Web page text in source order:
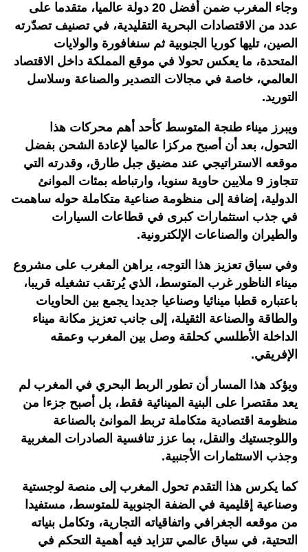
وجاء المغرب ضمن أفضل 20 دولة عالميا، متقدما على
عدد من الاقتصادات البحرية التقليدية، في تصنيف تصدّرته
الصين، تليها كوريا الجنوبية ثم سنغافورة والولايات
المتحدة، ما يعكس تحولا في موقع المملكة داخل الاقتصاد
العالمي، خاصة في مجالات التصدير والصناعة وسلاسل
التوريد.
ويبرز ميناء طنجة المتوسط كأحد أهم محركات هذا
التحول، بعد أن أصبح مركزا عالميا لإعادة الشحن بفضل
موقعه الاستراتيجي عند مضيق جبل طارق، وقدرته التي
تتجاوز 9 ملايين حاوية سنويا، وارتباطه بمئات الموانئ
الدولية، إضافة إلى منظومة صناعية متكاملة حوله ساهمت
في جذب استثمارات كبرى في قطاعات السيارات
والطيران والصناعات الإلكترونية.
وفي سياق تعزيز هذا التوجه، يراهن المغرب على مشروع
ميناء الناظور غرب المتوسط، الذي يُرتقب تشغيله قريبا،
باعتباره قطبا مينائيا وصناعيا جديدا يجمع بين الحاويات
والطاقة والصناعة الثقيلة، إلى جانب تعزيز مكانة ميناء
الداخلة الأطلسي كحلقة وصل بين المغرب وعمقه
الإفريقي.
ويؤكد هذا المسار أن تطور الربط البحري في المغرب لم
يعد مقتصرا على البنية المينائية فقط، بل أصبح جزءا من
منظومة اقتصادية متكاملة تربط الموانئ بالصناعة
واللوجستيك والنقل، بما عزز تنافسية الصادرات المغربية
وجذب الاستثمارات الأجنبية.
كما يكرس هذا التقدم تحول المغرب إلى منصة لوجستية
وصناعية إقليمية في الضفة الجنوبية للمتوسط، مستفيدا
من موقعه الجغرافي واتفاقياته التجارية، وتكامل بنياته
التحتية، في سياق عالمي تتزايد فيه أهمية التحكم في